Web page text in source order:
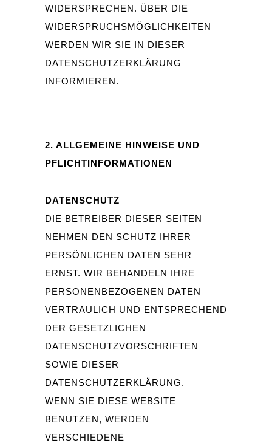
WIDERSPRECHEN. ÜBER DIE
WIDERSPRUCHSMÖGLICHKEITEN
WERDEN WIR SIE IN DIESER
DATENSCHUTZERKLÄRUNG
INFORMIEREN.
2. ALLGEMEINE HINWEISE UND
PFLICHTINFORMATIONEN
DATENSCHUTZ
DIE BETREIBER DIESER SEITEN
NEHMEN DEN SCHUTZ IHRER
PERSÖNLICHEN DATEN SEHR
ERNST. WIR BEHANDELN IHRE
PERSONENBEZOGENEN DATEN
VERTRAULICH UND ENTSPRECHEND
DER GESETZLICHEN
DATENSCHUTZVORSCHRIFTEN
SOWIE DIESER
DATENSCHUTZERKLÄRUNG.
WENN SIE DIESE WEBSITE
BENUTZEN, WERDEN
VERSCHIEDENE